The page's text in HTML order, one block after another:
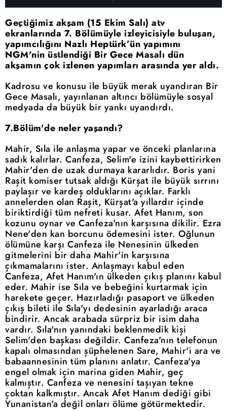
Geçtiğimiz akşam (15 Ekim Salı) atv
ekranlarında 7. Bölümüyle izleyicisiyle buluşan,
yapımcılığını Nazlı Heptürk’ün yapımını
NGM'nin üstlendiği Bir Gece Masalı dün
akşamın çok izlenen yapımları arasında yer aldı.
Kadrosu ve konusu ile büyük merak uyandıran Bir
Gece Masalı, yayınlanan altıncı bölümüyle sosyal
medyada da büyük bir yankı uyandırdı.
7.Bölüm'de neler yaşandı?
Mahir, Sıla ile anlaşma yapar ve önceki planlarına
sadık kalırlar. Canfeza, Selim'e izini kaybettirirken
Mahir'den de uzak durmaya kararlıdır. Boris yani
Raşit komiser tutsak aldığı Kürşat ile büyük sırrını
paylaşır ve kardeş olduklarını açıklar. Farklı
annelerden olan Raşit, Kürşat'a yıllardır içinde
biriktirdiği tüm nefreti kusar. Afet Hanım, son
kozunu oynar ve Canfeza'nın karşısına dikilir. Ezra
Nene'den kan borcunu ödemesini ister. Oğlunun
ölümüne karşı Canfeza ile Nenesinin ülkeden
gitmelerini bir daha Mahir'in karşısına
çıkmamalarını ister. Anlaşmayı kabul eden
Canfeza, Afet Hanım'ın ülkeden çıkış planını kabul
eder. Mahir ise Sıla ve bebeğini kurtarmak için
harekete geçer. Hazırladığı pasaport ve ülkeden
çıkış bileti ile Sıla'yı dedesinin ayarladığı araca
bindirir. Ancak arabada sürpriz bir isim daha
vardır. Sıla'nın yanındaki beklenmedik kişi
Selim'den başkası değildir. Canfeza'nın telefonun
kapalı olmasından şüphelenen Sare, Mahir'i ara ve
babaannesinin tüm planını anlatır. Canfeza'ya
engel olmak için marina giden Mahir, geç
kalmıştır. Canfeza ve nenesini taşıyan tekne
çoktan kalkmıştır. Ancak Afet Hanım dediği gibi
Yunanistan'a değil onları ölüme götürmektedir.